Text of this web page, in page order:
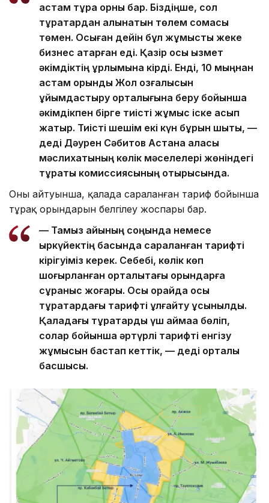
астам тұрақ орны бар. Біздіңше, сол
тұрақтардан алынатын төлем сомасы
төмен. Осыған дейін бұл жұмысты жеке
бизнес атқарған еді. Қазір осы қызмет
әкімдіктің құрлымына кірді. Енді, 10 мыңнан
астам орынды Жол қозғалысын
ұйымдастыру орталығына беру бойынша
әкімдікпен бірге тиісті жұмыс іске асып
жатыр. Тиісті шешім екі күн бұрын шықты, —
деді Дәурен Сәбитов Астана қаласы
мәслихатының көлік мәселелері жөніндегі
тұрақты комиссиясының отырысында.
Оның айтуынша, қалада сараланған тариф бойынша
тұрақ орындарын белгілеу жоспары бар.
— Тамыз айының соңында немесе
қыркүйектің басында сараланған тарифті
кірігуіміз керек. Себебі, көлік көп
шоғырланған орталықтағы орындарға
сұраныс жоғары. Осы орайда осы
тұрақтардағы тарифті ұлғайту ұсынылды.
Қаладағы тұрақтарды үш аймаққа бөліп,
солар бойынша әртүрлі тарифті енгізу
жұмысын бастап кеттік, — деді орталық
басшысы.